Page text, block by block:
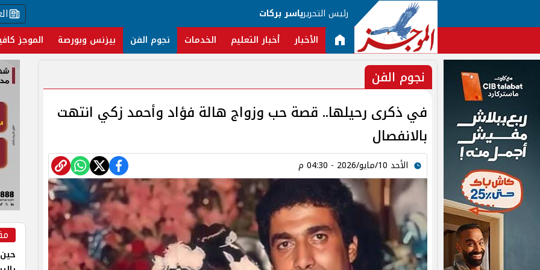
رئيس التحريرياسر بركات
الأخبار أخبار التعليم الخدمات نجوم الفن بيزنس وبورصة الموجز
نجوم الفن
في ذكرى رحيلها.. قصة حب وزواج هالة فؤاد وأحمد زكي انتهت
بالانفصال
الأحد 10/مايو/2026 - 04:30 م